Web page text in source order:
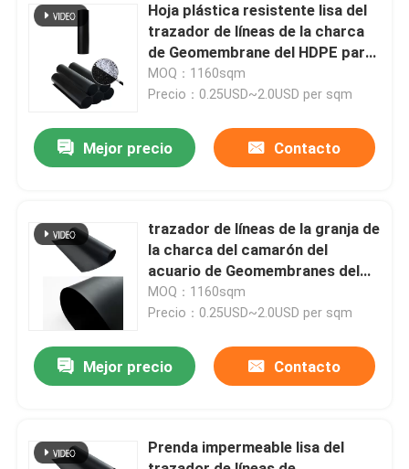
vídeos
Sobre nosotros
Viaje de la fábrica
Control de calidad
Pida una cita
Tela de Geosynthetic
Rejilla del refuerzo de Geosynthetic
Hoja plástica resistente lisa del
trazador de líneas de la charca
de Geomembrane del HDPE para
la explotación minera
MOQ：1160sqm
Precio：0.25USD~2.0USD per sqm
Mejor precio Contacto
trazador de líneas de la granja de
la charca del camarón del
acuario de Geomembranes del
trazador de líneas de la charca
de la acuicultura de 0.3m m 0.5m
MOQ：1160sqm
Precio：0.25USD~2.0USD per sqm
Mejor precio Contacto
Prenda impermeable lisa del